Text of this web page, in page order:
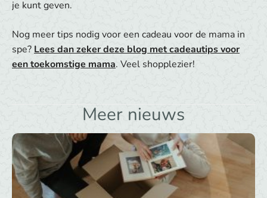
je kunt geven.
Nog meer tips nodig voor een cadeau voor de mama in
spe? Lees dan zeker deze blog met cadeautips voor
een toekomstige mama. Veel shopplezier!
Meer nieuws